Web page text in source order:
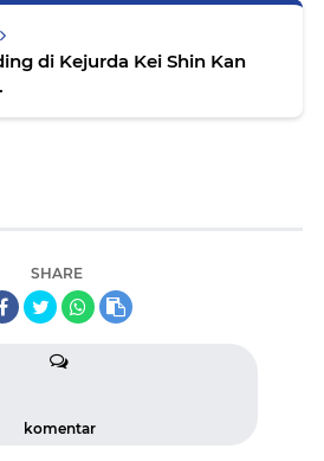
di Kejurda Kei Shin Kan
SHARE
komentar